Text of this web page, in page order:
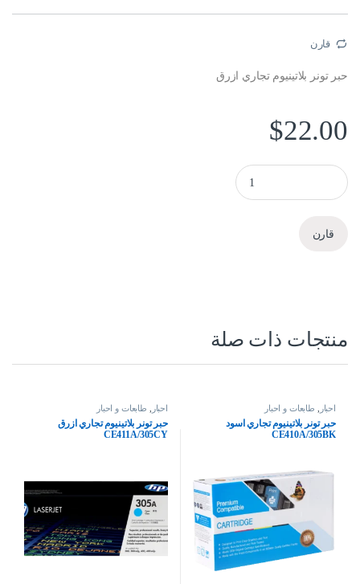
قارن
حبر تونر بلاتينيوم تجاري ازرق
$22.00
حبر تونر بلاتينيوم تجاري CF211A/131A CY quantity
قارن
منتجات ذات صلة
احبار طابعات و احبار
حبر تونر بلاتينيوم تجاري اسود
CE410A/305BK
احبار طابعات و احبار
حبر تونر بلاتينيوم تجاري ازرق
CE411A/305CY